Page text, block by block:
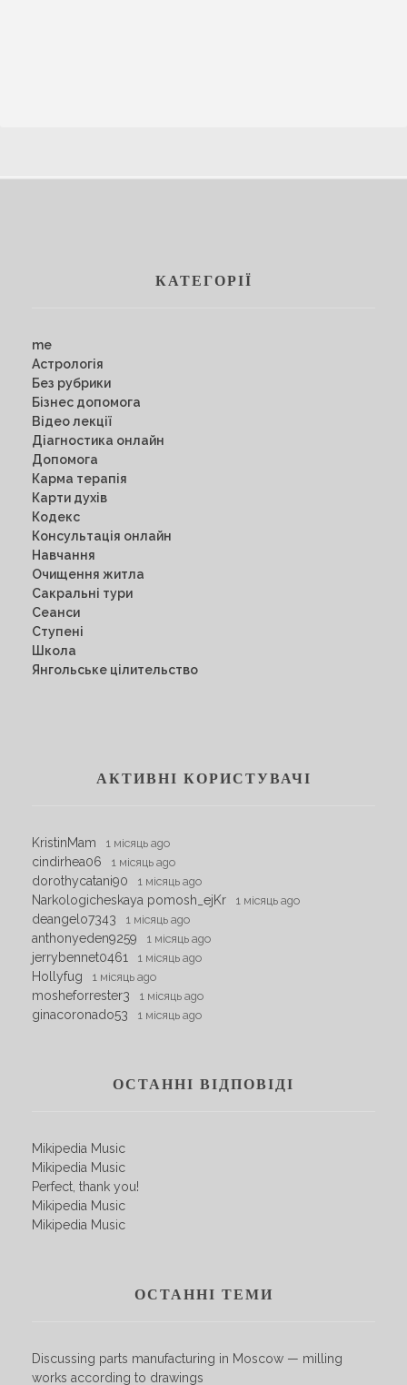
КАТЕГОРІЇ
me
Астрологія
Без рубрики
Бізнес допомога
Відео лекції
Діагностика онлайн
Допомога
Карма терапія
Карти духів
Кодекс
Консультація онлайн
Навчання
Очищення житла
Сакральні тури
Сеанси
Ступені
Школа
Янгольське цілительство
АКТИВНІ КОРИСТУВАЧІ
KristinMam 1 місяць ago
cindirhea06 1 місяць ago
dorothycatani90 1 місяць ago
Narkologicheskaya pomosh_ejKr 1 місяць ago
deangelo7343 1 місяць ago
anthonyeden9259 1 місяць ago
jerrybennet0461 1 місяць ago
Hollyfug 1 місяць ago
mosheforrester3 1 місяць ago
ginacoronado53 1 місяць ago
ОСТАННІ ВІДПОВІДІ
Mikipedia Music
Mikipedia Music
Perfect, thank you!
Mikipedia Music
Mikipedia Music
ОСТАННІ ТЕМИ
Discussing parts manufacturing in Moscow — milling
works according to drawings